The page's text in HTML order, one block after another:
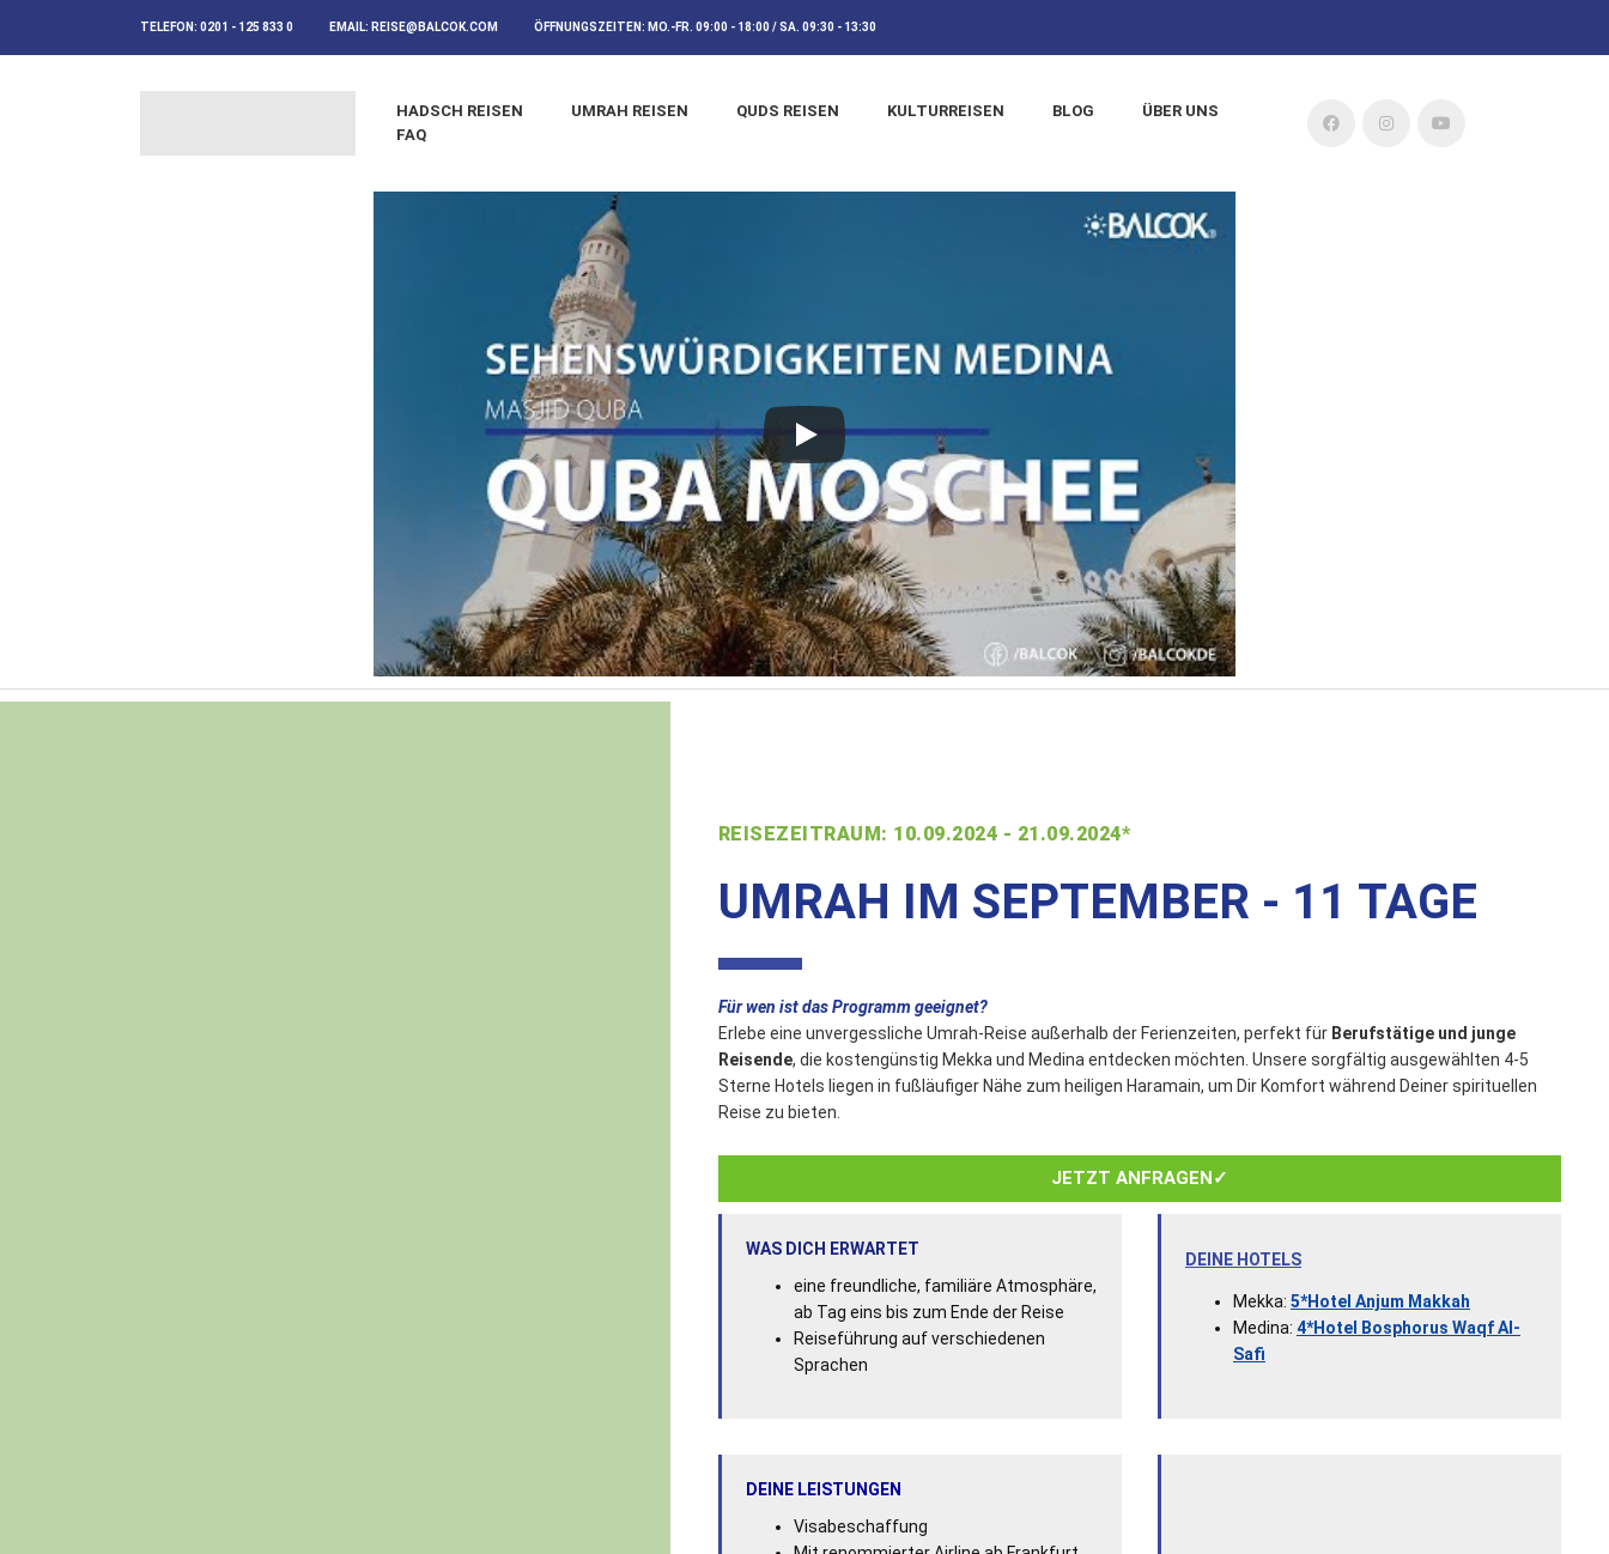
TELEFON: 0201 - 125 833 0 EMAIL: REISE@BALCOK.COM ÖFFNUNGSZEITEN: MO.-FR. 09:00 - 18:00 / SA. 09:30 - 13:30
HADSCH REISEN UMRAH REISEN QUDS REISEN KULTURREISEN BLOG
ÜBER UNS
FAQ
REISEZEITRAUM: 10.09.2024 - 21.09.2024*
UMRAH IM SEPTEMBER - 11 TAGE
Für wen ist das Programm geeignet?
Erlebe eine unvergessliche Umrah-Reise außerhalb der Ferienzeiten, perfekt für Berufstätige und junge
Reisende, die kostengünstig Mekka und Medina entdecken möchten. Unsere sorgfältig ausgewählten 4-5
Sterne Hotels liegen in fußläufiger Nähe zum heiligen Haramain, um Dir Komfort während Deiner spirituellen
Reise zu bieten.
JETZT ANFRAGEN✓
WAS DICH ERWARTET
eine freundliche, familiäre Atmosphäre,
ab Tag eins bis zum Ende der Reise
Reiseführung auf verschiedenen
Sprachen
DEINE HOTELS
Mekka: 5*Hotel Anjum Makkah
Medina: 4*Hotel Bosphorus Waqf Al-
Safi
DEINE LEISTUNGEN
Visabeschaffung